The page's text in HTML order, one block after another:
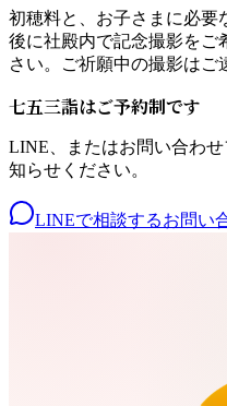
初穂料と、お子さまに必要
後に社殿内で記念撮影をご
さい。ご祈願中の撮影はご
七五三詣はご予約制です
LINE、またはお問い合わ
知らせください。
LINEで相談するお問い